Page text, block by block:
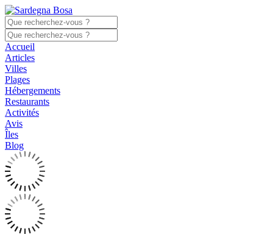
Accueil
Articles
Villes
Plages
Hébergements
Restaurants
Activités
Avis
Îles
Blog